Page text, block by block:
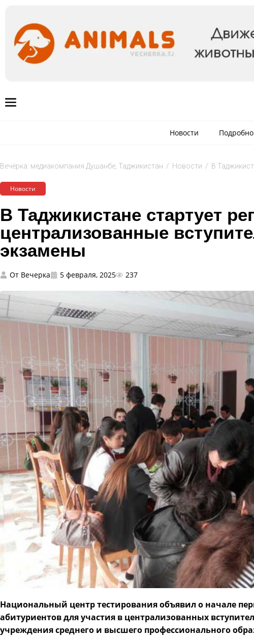
Новости Подробно
Вечёрка: медиакомпания Душанбе, Таджикистан / Новости / В
Новости
В Таджикистане стартует
централизованные
экзамены
От Вечерка 5 февраля, 2025 237
Национальный центр тестирования объявил о начале
абитуриентов для участия в централизованных
учреждения среднего и высшего профессионального